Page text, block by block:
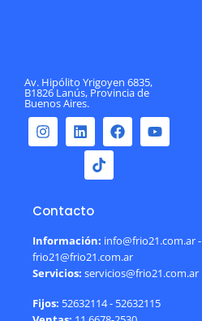
Av. Hipólito Yrigoyen 6835,
B1826 Lanús, Provincia de
Buenos Aires.
Contacto
Información: info@frio21.com.ar -
frio21@frio21.com.ar
Servicios: servicios@frio21.com.ar
Fijos: 52632114 - 52632115